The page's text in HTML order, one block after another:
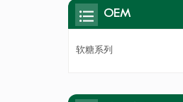
OEM
软糖系列